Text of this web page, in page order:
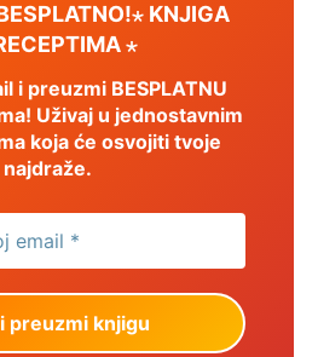
KNJIGA
⋆
i preuzmi BESPLATNU
Uživaj u jednostavnim
koja će osvojiti tvoje
najdraže.